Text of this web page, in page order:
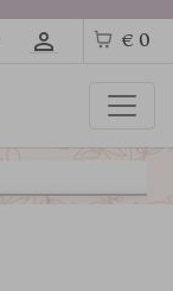
€ 0